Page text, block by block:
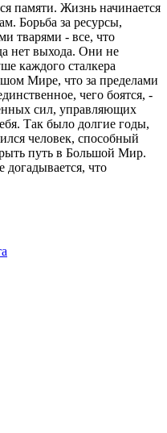
памяти. Жизнь начинается
Борьба за ресурсы,
тварями - все, что
нет выхода. Они не
каждого сталкера
Мире, что за пределами
чего боятся, -
сил, управляющих
Так было долгие годы,
человек, способный
путь в Большой Мир.
что